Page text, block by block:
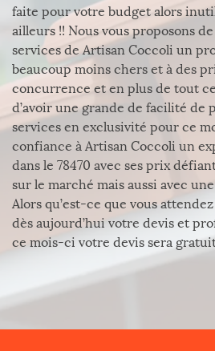
faite pour votre budget alors
ailleurs !! Nous vous proposons
services de Artisan Coccoli un
beaucoup moins chers et à des
concurrence et en plus de tout
d’avoir une grande de facilité de
services en exclusivité pour ce
confiance à Artisan Coccoli un
dans le 78470 avec ses prix
sur le marché mais aussi avec
Alors qu’est-ce que vous
dès aujourd’hui votre devis et
ce mois-ci votre devis sera